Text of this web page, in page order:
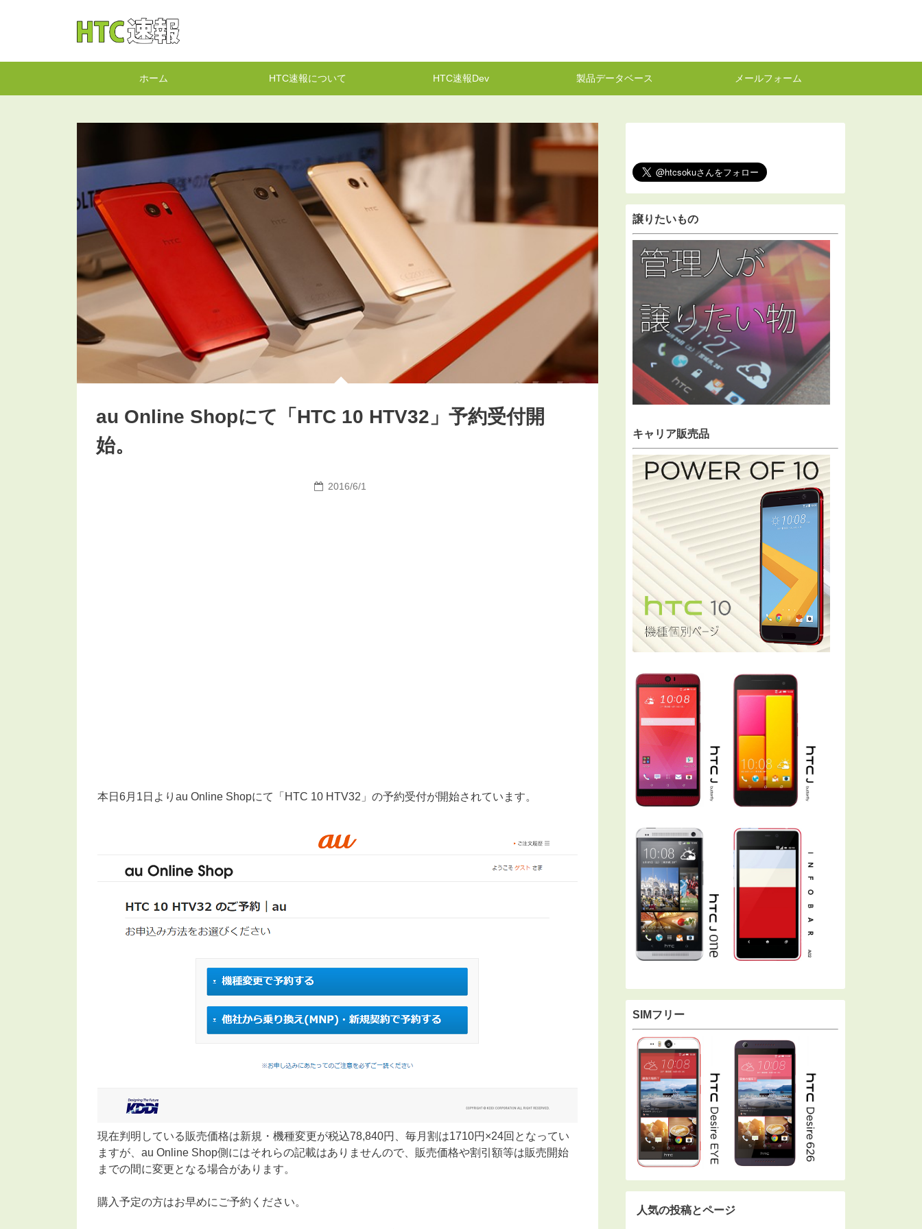
ホーム HTC速報について HTC速報Dev 製品データベース メールフォーム
au Online Shopにて「HTC 10 HTV32」予約受付開
始。
2016/6/1
本日6月1日よりau Online Shopにて「HTC 10 HTV32」の予約受付が開始されています。
現在判明している販売価格は新規・機種変更が税込78,840円、毎月割は1710円×24回となってい
ますが、au Online Shop側にはそれらの記載はありませんので、販売価格や割引額等は販売開始
までの間に変更となる場合があります。
購入予定の方はお早めにご予約ください。
譲りたいもの
キャリア販売品
SIMフリー
人気の投稿とページ